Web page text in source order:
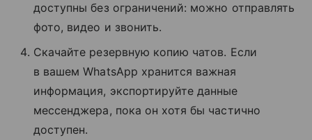
доступны без ограничений: можно отправлять
фото, видео и звонить.
Скачайте резервную копию чатов. Если
в вашем WhatsApp хранится важная
информация, экспортируйте данные
мессенджера, пока он хотя бы частично
доступен.